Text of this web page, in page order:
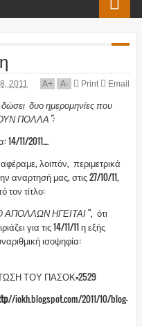
2011 A+ A- Print Email
δώσει δυο ημερομηνίες που
ΠΟΛΛΑ":
11/2011....
λοιπόν, περιμετρικά
αναρτησή μας, στις 27/10/11,
τον τίτλο:
ΑΠΟΛΛΩΝ ΗΓΕΙΤΑΙ", ότι
για τις 14/11/11 η εξής
ισοψηφία:
ΤΟΥ ΠΑΣΟΚ=2529
//iokh.blogspot.com/2011/10/blog-